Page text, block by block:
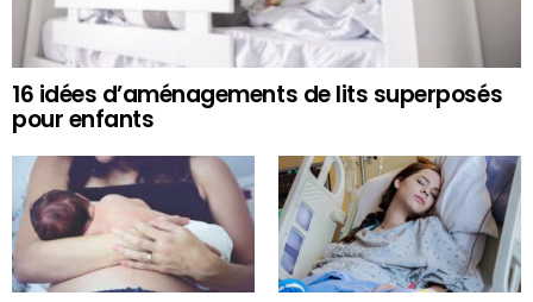
16 idées d’aménagements de lits superposés
pour enfants